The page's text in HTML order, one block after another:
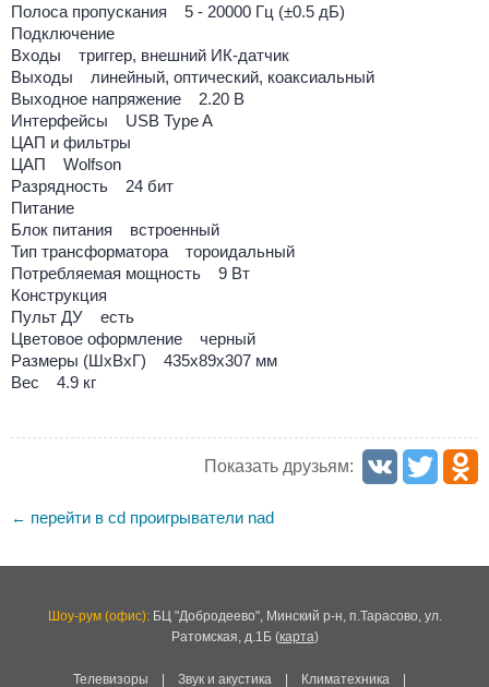
Полоса пропускания 5 - 20000 Гц (±0.5 дБ)
Подключение
Входы триггер, внешний ИК-датчик
Выходы линейный, оптический, коаксиальный
Выходное напряжение 2.20 В
Интерфейсы USB Type A
ЦАП и фильтры
ЦАП Wolfson
Разрядность 24 бит
Питание
Блок питания встроенный
Тип трансформатора тороидальный
Потребляемая мощность 9 Вт
Конструкция
Пульт ДУ есть
Цветовое оформление черный
Размеры (ШхВхГ) 435x89x307 мм
Вес 4.9 кг
Показать друзьям:
← перейти в cd проигрыватели nad
Шоу-рум (офис):БЦ "Добродеево", Минский р-н, п.Тарасово, ул.
Ратомская, д.1Б(карта)
Телевизоры | Звук и акустика | Климатехника |